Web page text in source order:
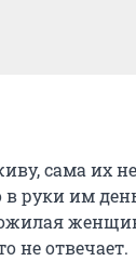
сама их
руки им
не отвечает.